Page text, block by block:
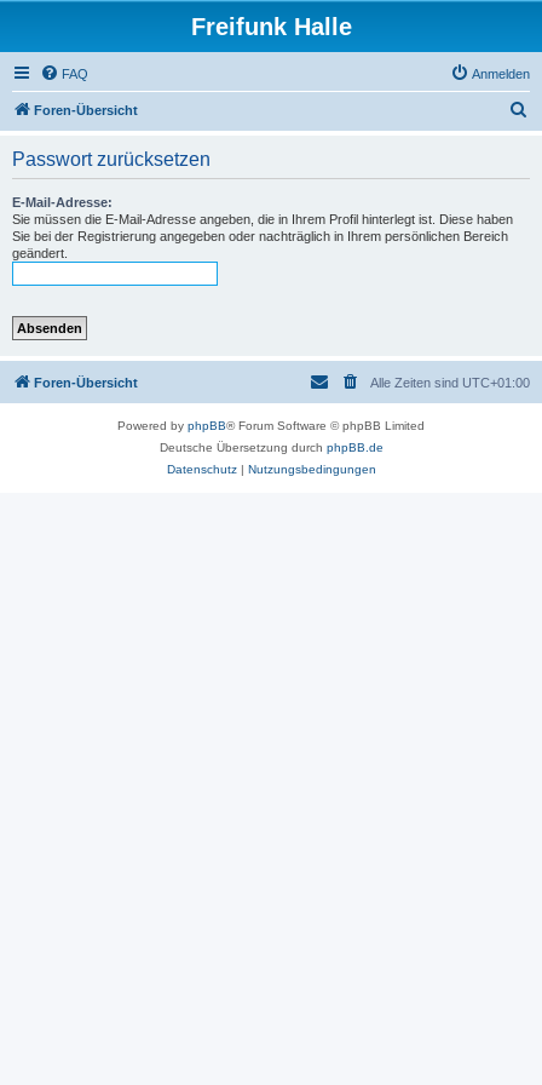
Freifunk Halle
FAQ Anmelden
Foren-Übersicht
Passwort zurücksetzen
E-Mail-Adresse:
Sie müssen die E-Mail-Adresse angeben, die in Ihrem Profil hinterlegt ist. Diese haben
Sie bei der Registrierung angegeben oder nachträglich in Ihrem persönlichen Bereich
geändert.
Foren-Übersicht Alle Zeiten sind UTC+01:00
Powered by phpBB® Forum Software © phpBB Limited
Deutsche Übersetzung durch phpBB.de
Datenschutz| Nutzungsbedingungen